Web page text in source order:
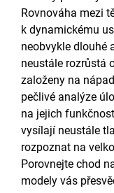
Rovnováha mezi
k dynamickému
neobvykle dlouhé
neustále rozrůstá
založeny na
pečlivé analýze
na jejich
vysílají neustále
rozpoznat na
Porovnejte chod
modely vás